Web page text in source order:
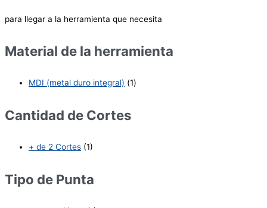
para llegar a la herramienta que necesita
Material de la herramienta
MDI (metal duro integral) (1)
Cantidad de Cortes
+ de 2 Cortes (1)
Tipo de Punta